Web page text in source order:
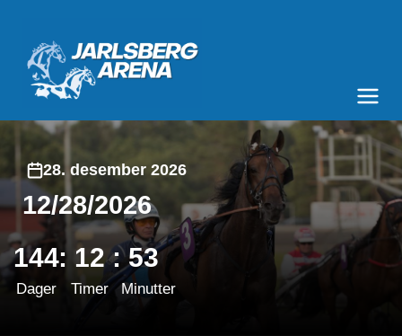
28. desember 2026
12/28/2026
144: 12 : 53
Dager Timer Minutter